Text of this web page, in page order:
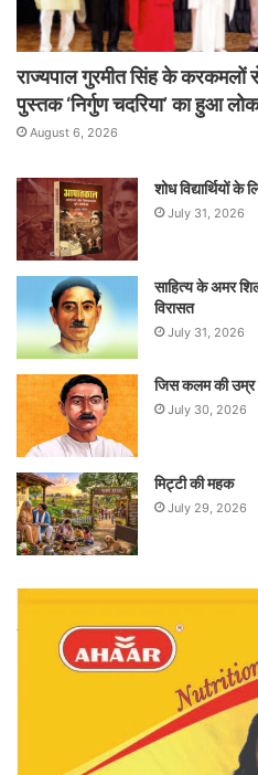
राज्यपाल गुरमीत सिंह के
पुस्तक ‘निर्गुण चदरिया’ का हुआ
August 6, 2026
शोध विद्यार्थियों
July 31, 2026
साहित्य के अमर
विरासत
July 31, 2026
जिस कलम की उम्र
July 30, 2026
मिट्टी की महक
July 29, 2026